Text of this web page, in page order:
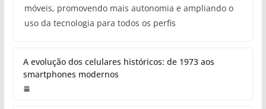
móveis, promovendo mais autonomia e ampliando o
uso da tecnologia para todos os perfis
A evolução dos celulares históricos: de 1973 aos
smartphones modernos